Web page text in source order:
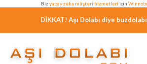
Bizyapay zeka müşteri hizmetleri için
DİKKAT! Aşı Dolabı diye